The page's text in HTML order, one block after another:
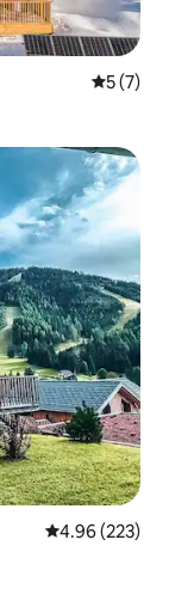
평점 5점
5 (7)
평점 4.96점(5
4.96 (223)